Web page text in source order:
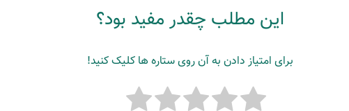
این مطلب چقدر مفید بود؟
برای امتیاز دادن به آن روی ستاره ها کلیک کنید!